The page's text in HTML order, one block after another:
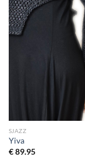
SJAZZ
Yiva
€89.95